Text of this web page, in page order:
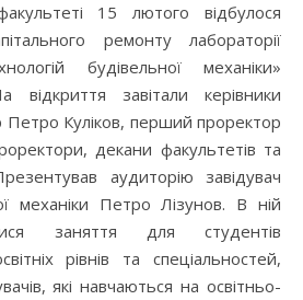
ремонту лабораторії
будівельної механіки»
відкриття завітали керівники
Петро Куліков, перший проректор
декани факультетів та
аудиторію завідувач
механіки Петро Лізунов. В ній
заняття для студентів
рівнів та спеціальностей,
які навчаються на освітньо-